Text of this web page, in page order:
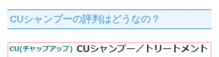
CUシャンプーの評判はどうなの？